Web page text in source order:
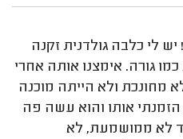
לי כלבה גולדנית זקנה
כמו גורה. אימצנו אותה אחרי
מחונכת ולא הייתה מוכנה
אותו והוא עשה פה
לא ממושמעת, לא